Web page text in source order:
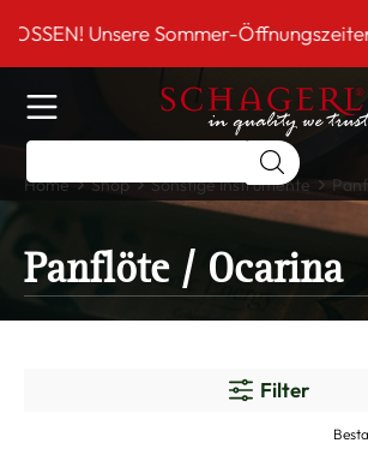
springen
Unsere Sommer-Öffnungszeiten
Home Shop Sonstige Instrumente
Panflöte / Ocarina
Filter